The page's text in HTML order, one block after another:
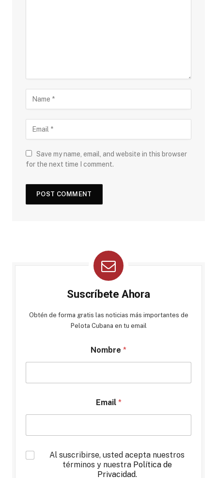
Save my name, email, and website in this browser
for the next time I comment.
Suscríbete Ahora
Obtén de forma gratis las noticias más importantes de
Pelota Cubana en tu email
Nombre *
Email *
*
Al suscribirse, usted acepta nuestros
términos y nuestra Política de
Privacidad.